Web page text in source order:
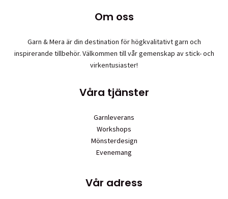
kan
väljas
Om oss
Garn & Mera är din destination för högkvalitativt garn och
inspirerande tillbehör. Välkommen till vår gemenskap av stick- och
virkentusiaster!
Våra tjänster
Garnleverans
Workshops
Mönsterdesign
Evenemang
Vår adress